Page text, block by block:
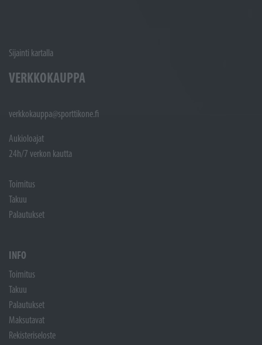
Sijainti kartalla
VERKKOKAUPPA
verkkokauppa@sporttikone.fi
Aukioloajat
24h/7 verkon kautta
Toimitus
Takuu
Palautukset
INFO
Toimitus
Takuu
Palautukset
Maksutavat
Rekisteriseloste